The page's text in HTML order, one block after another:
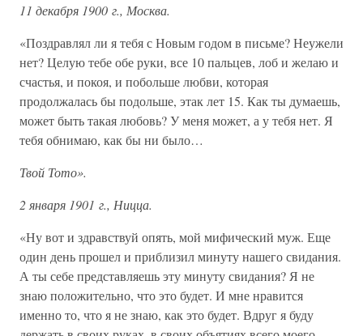
11 декабря 1900 г., Москва.
«Поздравлял ли я тебя с Новым годом в письме? Неужели
нет? Целую тебе обе руки, все 10 пальцев, лоб и желаю и
счастья, и покоя, и побольше любви, которая
продолжалась бы подольше, этак лет 15. Как ты думаешь,
может быть такая любовь? У меня может, а у тебя нет. Я
тебя обнимаю, как бы ни было…
Твой Тото».
2 января 1901 г., Ницца.
«Ну вот и здравствуй опять, мой мифический муж. Еще
один день прошел и приблизил минуту нашего свидания.
А ты себе представляешь эту минуту свидания? Я не
знаю положительно, что это будет. И мне нравится
именно то, что я не знаю, как это будет. Вдруг я буду